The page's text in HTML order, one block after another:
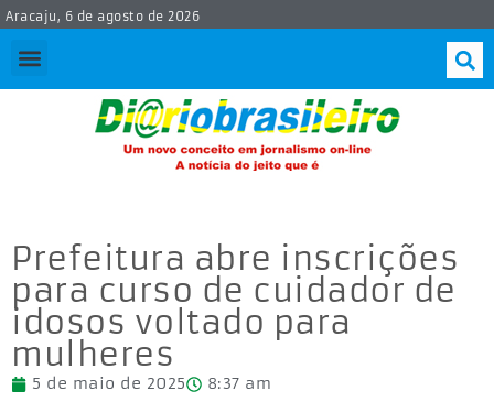
Aracaju, 6 de agosto de 2026
Prefeitura abre inscrições
para curso de cuidador de
idosos voltado para
mulheres
5 de maio de 2025 8:37 am